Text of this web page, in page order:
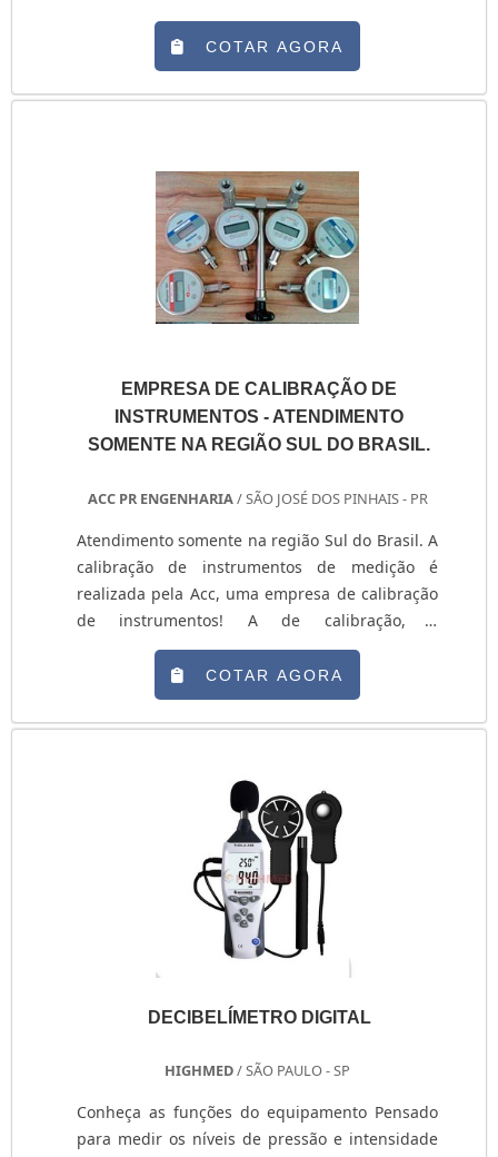
COTAR AGORA
EMPRESA DE CALIBRAÇÃO DE
INSTRUMENTOS - ATENDIMENTO
SOMENTE NA REGIÃO SUL DO BRASIL.
ACC PR ENGENHARIA/ SÃO JOSÉ DOS PINHAIS - PR
Atendimento somente na região Sul do Brasil. A
calibração de instrumentos de medição é
realizada pela Acc, uma empresa de calibração
de instrumentos! A de calibração, é
fundamental para a obtenção da confiabilidade
das medições realizadas em qualquer processo
de fabricação industrial, na prestação de
serviços tecnológicos e no comércio.
confiáveis é possível garantir a qualidade de
COTAR AGORA
DECIBELÍMETRO DIGITAL
HIGHMED/ SÃO PAULO - SP
Conheça as funções do equipamento Pensado
para medir os níveis de pressão e intensidade